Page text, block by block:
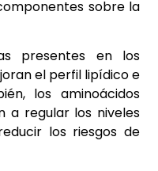
sobre la
presentes en los
el perfil lipídico e
los aminoácidos
a regular los niveles
los riesgos de